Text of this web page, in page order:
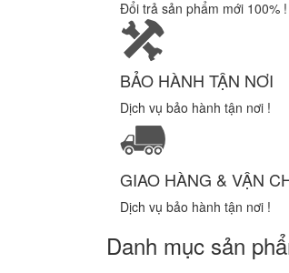
Đổi trả sản phẩm mới 100% !
BẢO HÀNH TẬN NƠI
Dịch vụ bảo hành tận nơi !
GIAO HÀNG & VẬN
Dịch vụ bảo hành tận nơi !
Danh mục sản